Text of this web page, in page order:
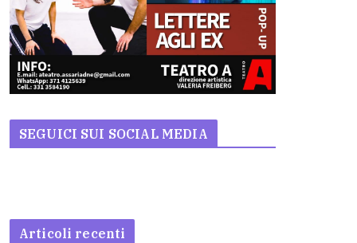
SEGUICI SUI SOCIAL MEDIA
Articoli recenti